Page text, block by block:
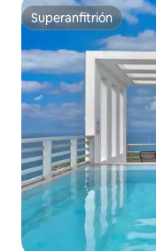
Superanfitrión
Superanfitrión